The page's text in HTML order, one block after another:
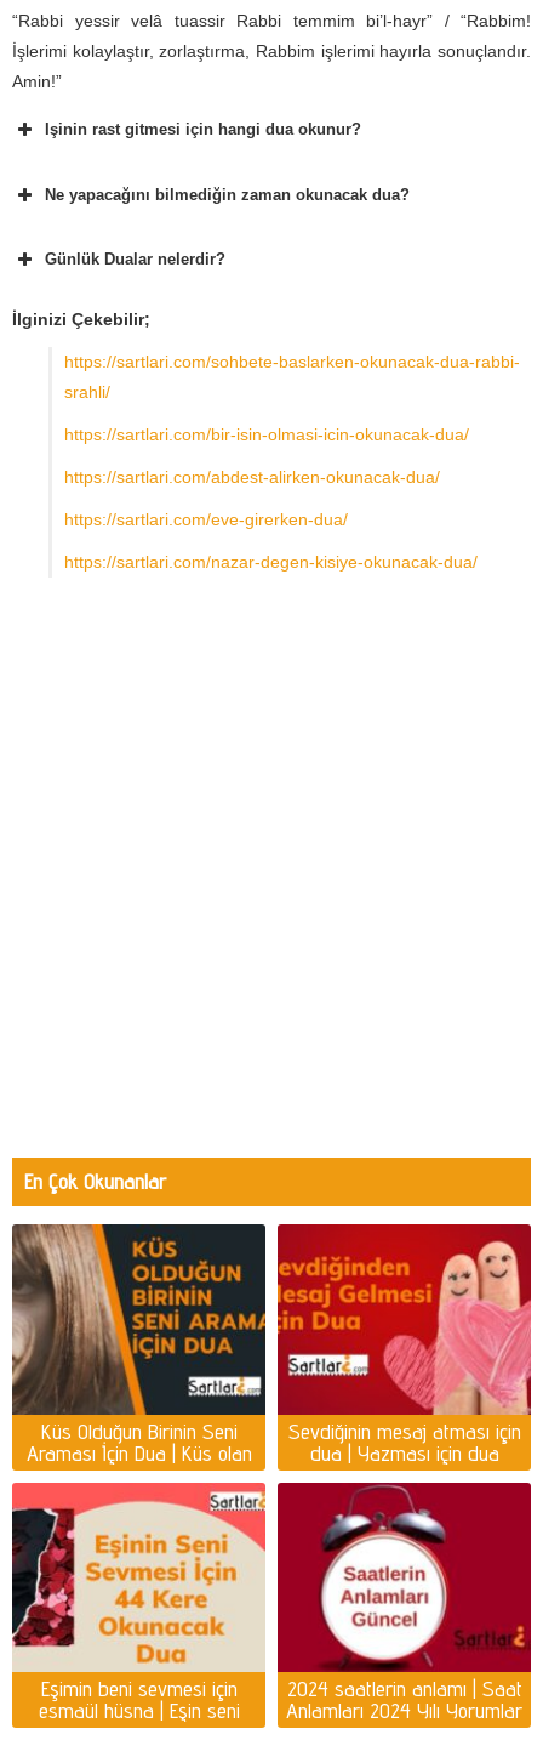
“Rabbi yessir velâ tuassir Rabbi temmim bi’l-hayr” / “Rabbim!
İşlerimi kolaylaştır, zorlaştırma, Rabbim işlerimi hayırla sonuçlandır.
Amin!”
Işinin rast gitmesi için hangi dua okunur?
Ne yapacağını bilmediğin zaman okunacak dua?
Günlük Dualar nelerdir?
İlginizi Çekebilir;
https://sartlari.com/sohbete-baslarken-okunacak-dua-rabbi-
srahli/
https://sartlari.com/bir-isin-olmasi-icin-okunacak-dua/
https://sartlari.com/abdest-alirken-okunacak-dua/
https://sartlari.com/eve-girerken-dua/
https://sartlari.com/nazar-degen-kisiye-okunacak-dua/
En Çok Okunanlar
Küs Olduğun Birinin Seni
Araması İçin Dua | Küs olan
kişiyi ayağına getirmek için
dua
Sevdiğinin mesaj atması için
dua | Yazması için dua
Eşimin beni sevmesi için
esmaül hüsna | Eşin seni
sevmesi için dua
2024 saatlerin anlamı | Saat
Anlamları 2024 Yılı Yorumlar